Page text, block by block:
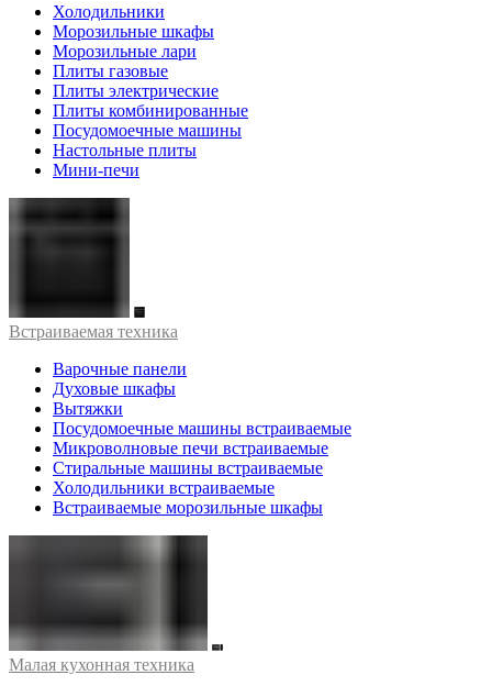
Холодильники
Морозильные шкафы
Морозильные лари
Плиты газовые
Плиты электрические
Плиты комбинированные
Посудомоечные машины
Настольные плиты
Мини-печи
Встраиваемая техника
Варочные панели
Духовые шкафы
Вытяжки
Посудомоечные машины встраиваемые
Микроволновые печи встраиваемые
Стиральные машины встраиваемые
Холодильники встраиваемые
Встраиваемые морозильные шкафы
Малая кухонная техника